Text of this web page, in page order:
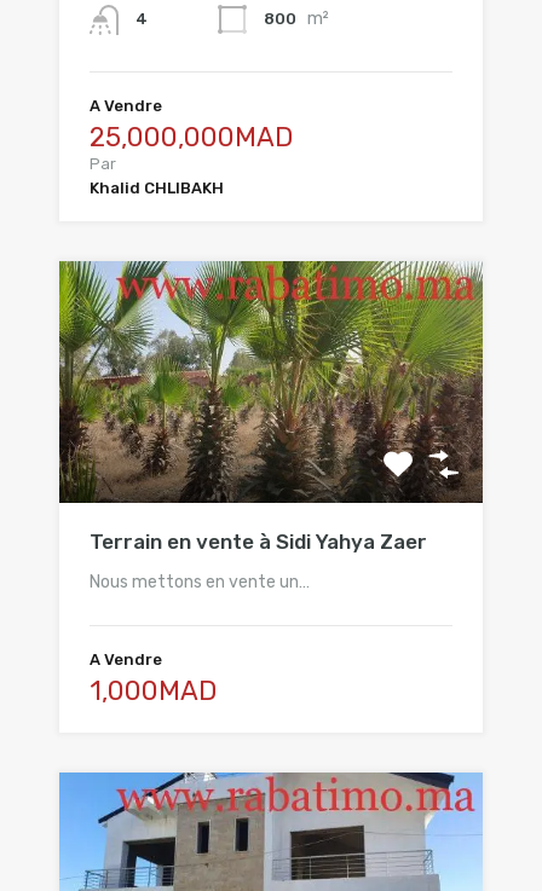
4 800 m²
A Vendre
25,000,000MAD
Par
Khalid CHLIBAKH
Terrain en vente à Sidi Yahya Zaer
Nous mettons en vente un…
A Vendre
1,000MAD